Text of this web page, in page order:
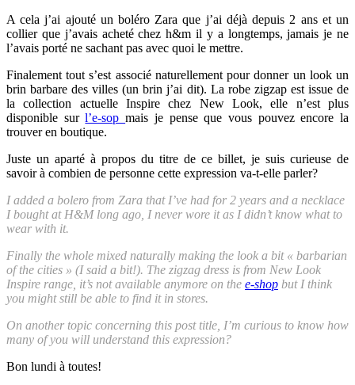
A cela j’ai ajouté un boléro Zara que j’ai déjà depuis 2 ans et un
collier que j’avais acheté chez h&m il y a longtemps, jamais je ne
l’avais porté ne sachant pas avec quoi le mettre.
Finalement tout s’est associé naturellement pour donner un look un
brin barbare des villes (un brin j’ai dit). La robe zigzap est issue de
la collection actuelle Inspire chez New Look, elle n’est plus
disponible surl’e-sopmais je pense que vous pouvez encore la
trouver en boutique.
Juste un aparté à propos du titre de ce billet, je suis curieuse de
savoir à combien de personne cette expression va-t-elle parler?
I added a bolero from Zara that I’ve had for 2 years and a necklace
I bought at H&M long ago, I never wore it as I didn’t know what to
wear with it.
Finally the whole mixed naturally making the look a bit « barbarian
of the cities » (I said a bit!). The zigzag dress is from New Look
Inspire range, it’s not available anymore on the e-shop but I think
you might still be able to find it in stores.
On another topic concerning this post title, I’m curious to know how
many of you will understand this expression?
Bon lundi à toutes!